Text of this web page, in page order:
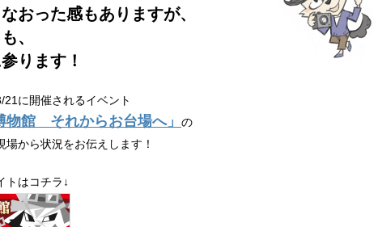
おった感もありますが、
、
ります！
に開催されるイベント
物館 それからお台場へ」
の
場から状況をお伝えします！
トはコチラ↓